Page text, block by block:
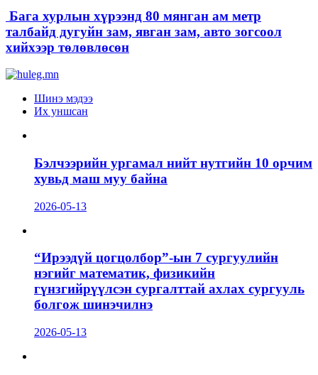
Бага хурлын хүрээнд 80 мянган ам метр
талбайд дугуйн зам, явган зам, авто зогсоол
хийхээр төлөвлөсөн
Шинэ мэдээ
Их уншсан
Бэлчээрийн ургамал нийт нутгийн 10 орчим
хувьд маш муу байна
2026-05-13
“Ирээдүй цогцолбор”-ын 7 сургуулийн
нэгийг математик, физикийн
гүнзгийрүүлсэн сургалттай ахлах сургууль
болгож шинэчилнэ
2026-05-13